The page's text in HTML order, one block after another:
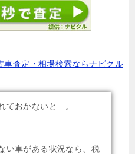
車査定・相場検索ならナビクル
ておかないと…。
い車がある状況なら、税